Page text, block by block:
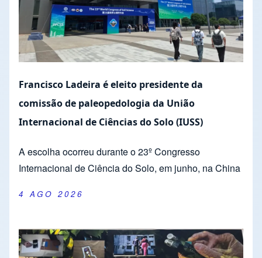
Francisco Ladeira é eleito presidente da
comissão de paleopedologia da União
Internacional de Ciências do Solo (IUSS)
A escolha ocorreu durante o 23º Congresso
Internacional de Ciência do Solo, em junho, na China
4 AGO 2026